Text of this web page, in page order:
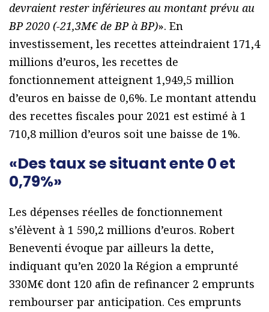
devraient rester inférieures au montant prévu au
BP 2020 (-21,3M€ de BP à BP)». En
investissement, les recettes atteindraient 171,4
millions d’euros, les recettes de
fonctionnement atteignent 1,949,5 million
d’euros en baisse de 0,6%. Le montant attendu
des recettes fiscales pour 2021 est estimé à 1
710,8 million d’euros soit une baisse de 1%.
«Des taux se situant ente 0 et
0,79%»
Les dépenses réelles de fonctionnement
s’élèvent à 1 590,2 millions d’euros. Robert
Beneventi évoque par ailleurs la dette,
indiquant qu’en 2020 la Région a emprunté
330M€ dont 120 afin de refinancer 2 emprunts
rembourser par anticipation. Ces emprunts